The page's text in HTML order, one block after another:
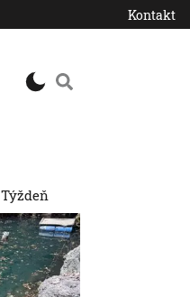
Kontakt
Týždeň